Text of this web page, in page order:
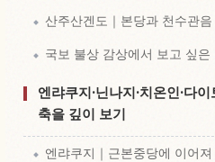
산주산겐도｜본당과 천수관
국보 불상 감상에서 보고 싶은
엔랴쿠지·닌나지·치온인·다
축을 깊이 보기
엔랴쿠지｜근본중당에 이어